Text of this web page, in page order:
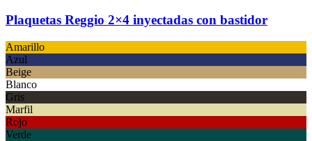
Plaquetas Reggio 2×4 inyectadas con bastidor
Amarillo
Azul
Beige
Blanco
Gris
Marfil
Rojo
Verde